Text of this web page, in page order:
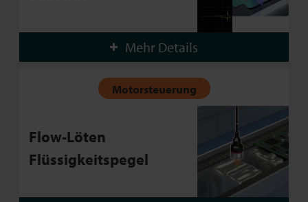
Mehr Details
Motorsteuerung
Flow-Löten
Flüssigkeitspegel